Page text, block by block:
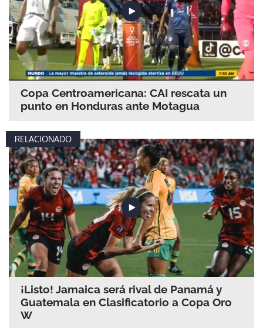
Copa Centroamericana: CAI rescata un
punto en Honduras ante Motagua
RELACIONADO
¡Listo! Jamaica será rival de Panamá y
Guatemala en Clasificatorio a Copa Oro
W